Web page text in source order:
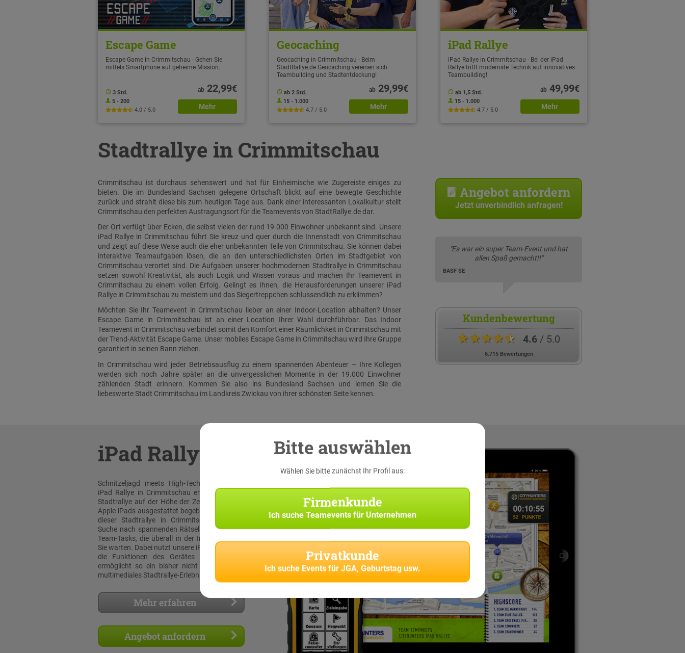
Escape Game
Escape Game in Crimmitschau - Gehen Sie
mittels Smartphone auf geheime Mission.
3 Std.
5 - 200
4.0 / 5.0
ab22,99€
Mehr
Geocaching
Geocaching in Crimmitschau - Beim
StadtRallye.de Geocaching vereinen sich
Teambuilding und Stadtentdeckung!
ab 2 Std.
15 - 1.000
4.7 / 5.0
ab29,99€
Mehr
iPad Rallye
iPad Rallye in Crimmitschau - Bei der iPad
Rallye trifft modernste Technik auf innovatives
Teambuilding!
ab 1,5 Std.
15 - 1.000
4.7 / 5.0
ab49,99€
Mehr
Stadtrallye in Crimmitschau
Crimmitschau ist durchaus sehenswert und hat für Einheimische wie Zugereiste einiges zu
bieten. Die im Bundesland Sachsen gelegene Ortschaft blickt auf eine bewegte Geschichte
zurück und strahlt diese bis zum heutigen Tage aus. Dank einer interessanten Lokalkultur stellt
Crimmitschau den perfekten Austragungsort für die Teamevents von StadtRallye.de dar.
Der Ort verfügt über Ecken, die selbst vielen der rund 19.000 Einwohner unbekannt sind. Unsere
iPad Rallye in Crimmitschau führt Sie kreuz und quer durch die Innenstadt von Crimmitschau
und zeigt auf diese Weise auch die eher unbekannten Teile von Crimmitschau. Sie können dabei
interaktive Teamaufgaben lösen, die an den unterschiedlichsten Orten im Stadtgebiet von
Crimmitschau verortet sind. Die Aufgaben unserer hochmodernen Stadtrallye in Crimmitschau
setzen sowohl Kreativität, als auch Logik und Wissen voraus und machen Ihr Teamevent in
Crimmitschau zu einem vollen Erfolg. Gelingt es Ihnen, die Herausforderungen unserer iPad
Rallye in Crimmitschau zu meistern und das Siegertreppchen schlussendlich zu erklimmen?
Möchten Sie Ihr Teamevent in Crimmitschau lieber an einer Indoor-Location abhalten? Unser
Escape Game in Crimmitschau ist an einer Location Ihrer Wahl durchführbar. Das Indoor
Teamevent in Crimmitschau verbindet somit den Komfort einer Räumlichkeit in Crimmitschau mit
der Trend-Aktivität Escape Game. Unser mobiles Escape Game in Crimmitschau wird Ihre Gruppe
garantiert in seinen Bann ziehen.
In Crimmitschau wird jeder Betriebsausflug zu einem spannenden Abenteuer – Ihre Kollegen
werden sich noch Jahre später an die unvergesslichen Momente in der 19.000 Einwohner
zählenden Stadt erinnern. Kommen Sie also ins Bundesland Sachsen und lernen Sie die
liebeswerte Stadt Crimmitschau im Landkreis Zwickau von ihrer schönsten Seite kennen.
Angebot anfordern
Jetzt unverbindlich anfragen!
"Es war ein super Team-Event und hat
allen Spaß gemacht!!"
BASF SE
Kundenbewertung
★★★★★ 4.6/ 5.0
6.715 Bewertungen
iPad Rallye
Schnitzeljagd meets High-Tech: Bei unserer
iPad Rallye in Crimmitschau erleben sie eine
Stadtrallye auf der Höhe der Zeit! Mit original
Apple iPads ausgestattet begeben Sie sich bei
dieser Stadtrallye in Crimmitschau auf die
Suche nach spannenden Rätselaufgaben und
Team-Tasks, die überall in der Innenstadt auf
Sie warten. Dabei nutzt unsere iPad Rallye App
die Funktionen des Gerätes voll aus und
ermöglicht so ein bisher nicht dagewesenes
multimediales Stadtrallye-Erlebnis!
Mehr erfahren
Angebot anfordern
Bitte auswählen
Wählen Sie bitte zunächst Ihr Profil aus:
Firmenkunde
Ich suche Teamevents für Unternehmen
Privatkunde
Ich suche Events für JGA, Geburtstag usw.